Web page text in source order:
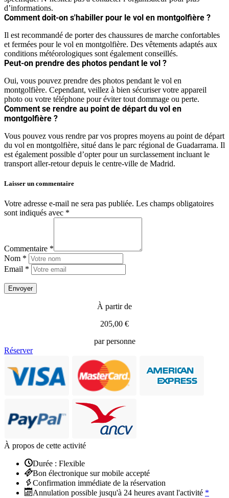
d’informations.
Comment doit-on s'habiller pour le vol en montgolfière ?
Il est recommandé de porter des chaussures de marche confortables
et fermées pour le vol en montgolfière. Des vêtements adaptés aux
conditions météorologiques sont également conseillés.
Peut-on prendre des photos pendant le vol ?
Oui, vous pouvez prendre des photos pendant le vol en
montgolfière. Cependant, veillez à bien sécuriser votre appareil
photo ou votre téléphone pour éviter tout dommage ou perte.
Comment se rendre au point de départ du vol en
montgolfière ?
Vous pouvez vous rendre par vos propres moyens au point de départ
du vol en montgolfière, situé dans le parc régional de Guadarrama. Il
est également possible d’opter pour un surclassement incluant le
transport aller-retour depuis le centre-ville de Madrid.
Laisser un commentaire
Votre adresse e-mail ne sera pas publiée. Les champs obligatoires
sont indiqués avec *
Commentaire *
Nom *
Email *
À partir de
205,00 €
par personne
Réserver
À propos de cette activité
Durée : Flexible
Bon électronique sur mobile accepté
Confirmation immédiate de la réservation
Annulation possible jusqu'à 24 heures avant l'activité *